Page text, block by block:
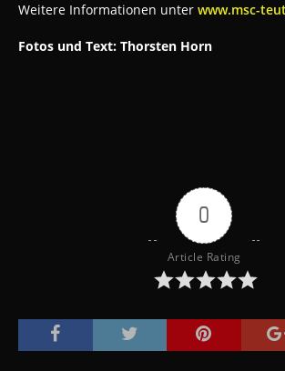
Weitere Informationen unter www.msc-
Fotos und Text: Thorsten Horn
0
Article Rating